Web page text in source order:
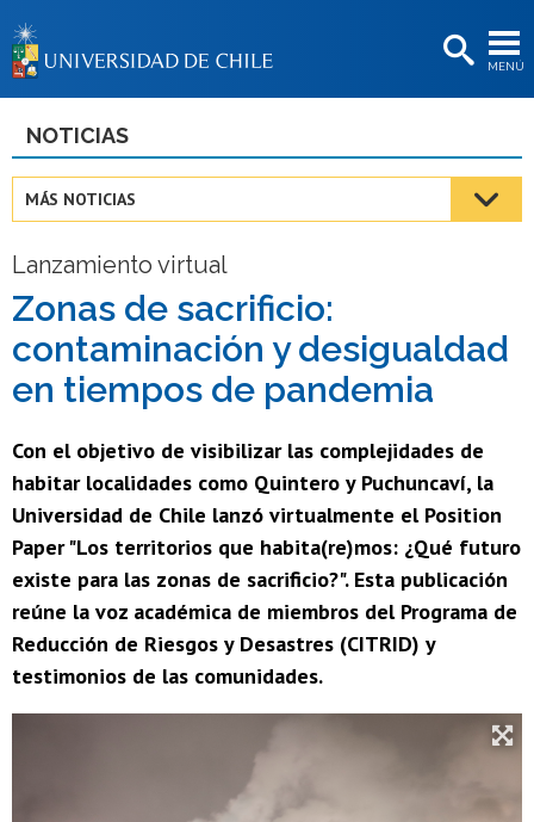
MENÚ
BIBLIOTECAS
Estudiantes
Académicas/os
Funcionarias/os
Egresadas/os
NOTICIAS
MÁS NOTICIAS
Lanzamiento virtual
Zonas de sacrificio:
contaminación y desigualdad
en tiempos de pandemia
Con el objetivo de visibilizar las complejidades de
habitar localidades como Quintero y Puchuncaví, la
Universidad de Chile lanzó virtualmente el Position
Paper "Los territorios que habita(re)mos: ¿Qué futuro
existe para las zonas de sacrificio?". Esta publicación
reúne la voz académica de miembros del Programa de
Reducción de Riesgos y Desastres (CITRID) y
testimonios de las comunidades.